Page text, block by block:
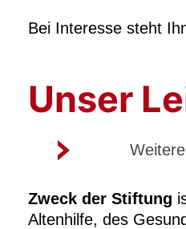
Bei Interesse steht
Unser
Zweck der Stiftung
Altenhilfe, des